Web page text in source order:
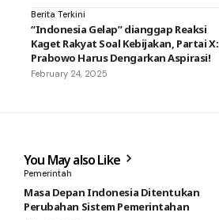
Berita Terkini
“Indonesia Gelap” dianggap Reaksi
Kaget Rakyat Soal Kebijakan, Partai X:
Prabowo Harus Dengarkan Aspirasi!
February 24, 2025
You May also Like
Pemerintah
Masa Depan Indonesia Ditentukan
Perubahan Sistem Pemerintahan